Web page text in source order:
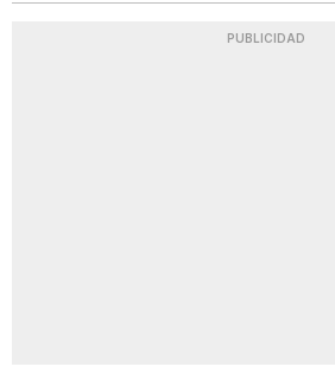
PUBLICIDAD